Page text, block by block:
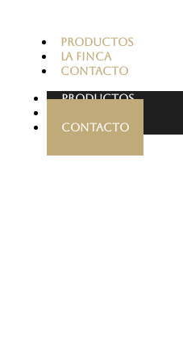
PRODUCTOS
LA FINCA
CONTACTO
PRODUCTOS
CONTACTO